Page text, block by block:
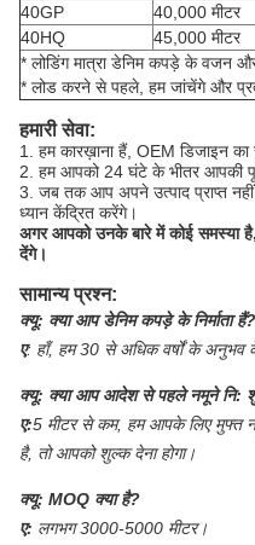
40GP
40,000 मीटर
40HQ
45,000 मीटर
* लोडिंग मात्रा डेनिम कपड़े के वजन और
* लोड करने से पहले, हम जांचेंगे और
हमारी सेवा:
1. हम कारख़ाना हैं, OEM डिजाइन का
2. हम आपको 24 घंटे के भीतर आपकी
3. जब तक आप अपने उत्पाद प्राप्त
ध्यान केंद्रित करेंगे।
अगर आपको उनके बारे में कोई समस्या
देंगे।
सामान्य प्रश्न:
क्यू: क्या आप डेनिम कपड़े के निर्माता हैं?
ए: हाँ, हम 30 से अधिक वर्षों के अनुभव
क्यू: क्या आप आदेश से पहले नमूने नि:
ए:5 मीटर से कम, हम आपके लिए मुफ्त
है, तो आपको शुल्क देना होगा।
क्यू: MOQ क्या है?
ए: लगभग 3000-5000 मीटर।